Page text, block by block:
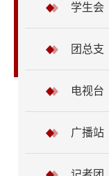
学生会
团总支
电视台
广播站